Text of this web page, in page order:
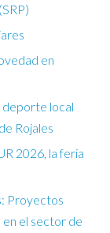
en
deporte local
Rojales
2026, la feria
Proyectos
el sector de